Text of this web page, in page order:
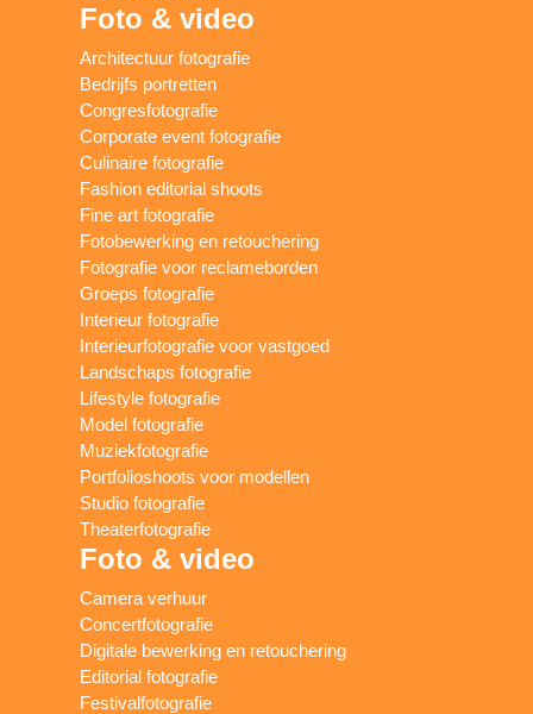
Foto & video
Architectuur fotografie
Bedrijfs portretten
Congresfotografie
Corporate event fotografie
Culinaire fotografie
Fashion editorial shoots
Fine art fotografie
Fotobewerking en retouchering
Fotografie voor reclameborden
Groeps fotografie
Interieur fotografie
Interieurfotografie voor vastgoed
Landschaps fotografie
Lifestyle fotografie
Model fotografie
Muziekfotografie
Portfolioshoots voor modellen
Studio fotografie
Theaterfotografie
Foto & video
Camera verhuur
Concertfotografie
Digitale bewerking en retouchering
Editorial fotografie
Festivalfotografie